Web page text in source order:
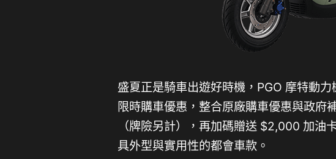
盛夏正是騎車出遊好時機，PGO 摩特動
限時購車優惠，整合原廠購車優惠與政
（牌險另計），再加碼贈送 $2,000 加油
具外型與實用性的都會車款。